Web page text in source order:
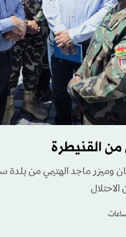
القنيطرة
وميزر ماجد الهتيمي من بلدة